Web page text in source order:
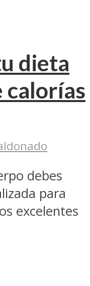
dieta
calorías
debes
para
excelentes